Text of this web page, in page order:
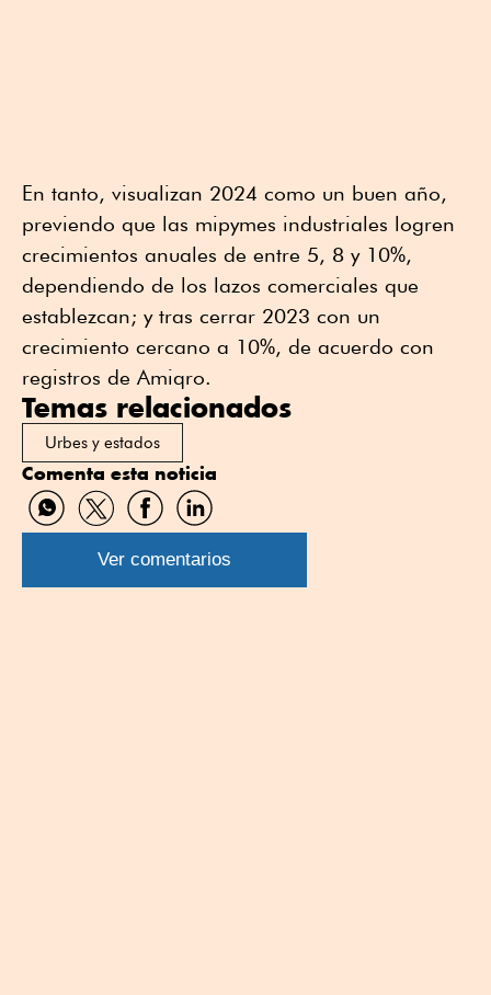
En tanto, visualizan 2024 como un buen año,
previendo que las mipymes industriales logren
crecimientos anuales de entre 5, 8 y 10%,
dependiendo de los lazos comerciales que
establezcan; y tras cerrar 2023 con un
crecimiento cercano a 10%, de acuerdo con
registros de Amiqro.
Temas relacionados
Urbes y estados
Comenta esta noticia
Compartir
por
WhatsApp
Compartir
por
Twitter
Compartir
por
Facebook
Compartir
por
Linkedin
Ver comentarios